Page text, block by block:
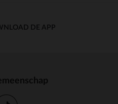
DE APP